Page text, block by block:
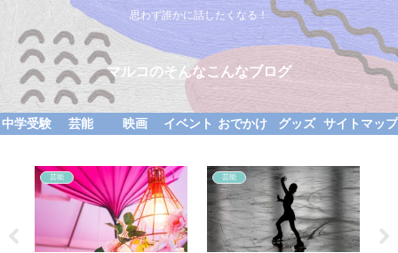
思わず誰かに話したくなる！
マルコのそんなこんなブログ
中学受験 芸能 映画 イベント おでかけ グッズ サイトマップ
芸能 芸能